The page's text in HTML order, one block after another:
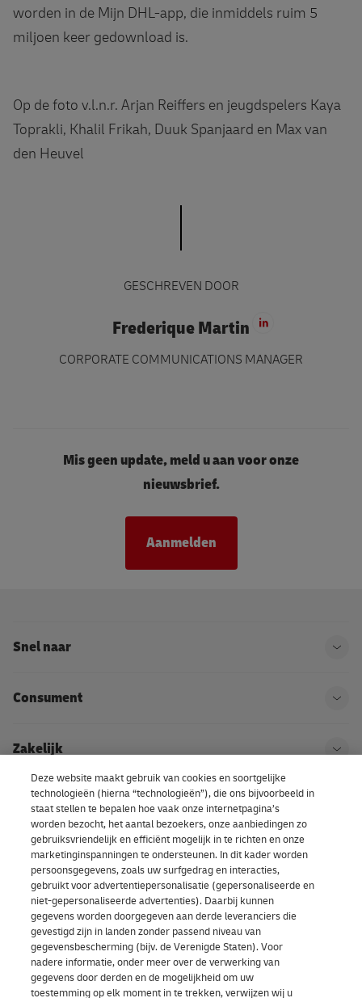
worden in de Mijn DHL-app, die inmiddels ruim 5
miljoen keer gedownload is.
Op de foto v.l.n.r. Arjan Reiffers en jeugdspelers Kaya
Toprakli, Khalil Frikah, Duuk Spanjaard en Max van
den Heuvel
GESCHREVEN DOOR
Frederique Martin Ga naar
CORPORATE COMMUNICATIONS MANAGER
Mis geen update, meld u aan voor onze
nieuwsbrief.
Aanmelden
Snel naar
Consument
Zakelijk
Kom bij DHL
Over ons | DHL eCommerce
Cookievoorkeuren
Facebook
LinkedInYoutubeInstagram
TikTok
Deze website maakt gebruik van cookies en soortgelijke
technologieën (hierna “technologieën”), die ons bijvoorbeeld in
staat stellen te bepalen hoe vaak onze internetpagina’s
worden bezocht, het aantal bezoekers, onze aanbiedingen zo
gebruiksvriendelijk en efficiënt mogelijk in te richten en onze
marketinginspanningen te ondersteunen. In dit kader worden
persoonsgegevens, zoals uw surfgedrag en interacties,
gebruikt voor advertentiepersonalisatie (gepersonaliseerde en
niet-gepersonaliseerde advertenties). Daarbij kunnen
gegevens worden doorgegeven aan derde leveranciers die
gevestigd zijn in landen zonder passend niveau van
gegevensbescherming (bijv. de Verenigde Staten). Voor
nadere informatie, onder meer over de verwerking van
gegevens door derden en de mogelijkheid om uw
toestemming op elk moment in te trekken, verwijzen wij u